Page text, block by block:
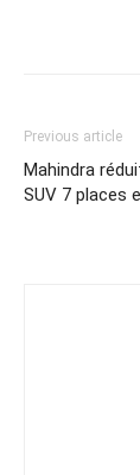
Previous article
Mahindra
SUV 7 places